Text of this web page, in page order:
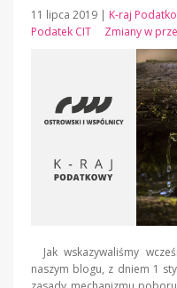
11 lipca 2019 | K-raj
Podatek CIT
Zmiany w
Jak wskazywaliśmy
naszym blogu, z dniem 1